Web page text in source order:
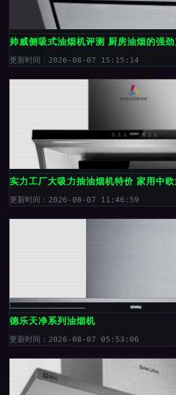
帅威侧吸式油烟机评测 厨房油烟的强
更新时间：2026-08-07 15:15:14
实力工厂大吸力抽油烟机特价 家用中
更新时间：2026-08-07 11:46:59
德乐天净系列油烟机
更新时间：2026-08-07 05:53:06